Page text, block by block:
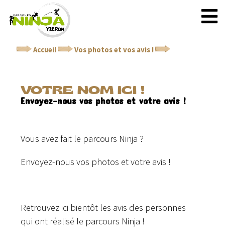
Accueil Vos photos et vos avis !
VOTRE NOM ICI !
Envoyez-nous vos photos et votre avis !
Vous avez fait le parcours Ninja ?
Envoyez-nous vos photos et votre avis !
Retrouvez ici bientôt les avis des personnes
qui ont réalisé le parcours Ninja !